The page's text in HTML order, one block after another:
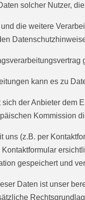
solcher Nutzer,
die weitere
kann es zu
der Anbieter
Kommission
uns (z.B. per
gespeichert und
Daten ist unser